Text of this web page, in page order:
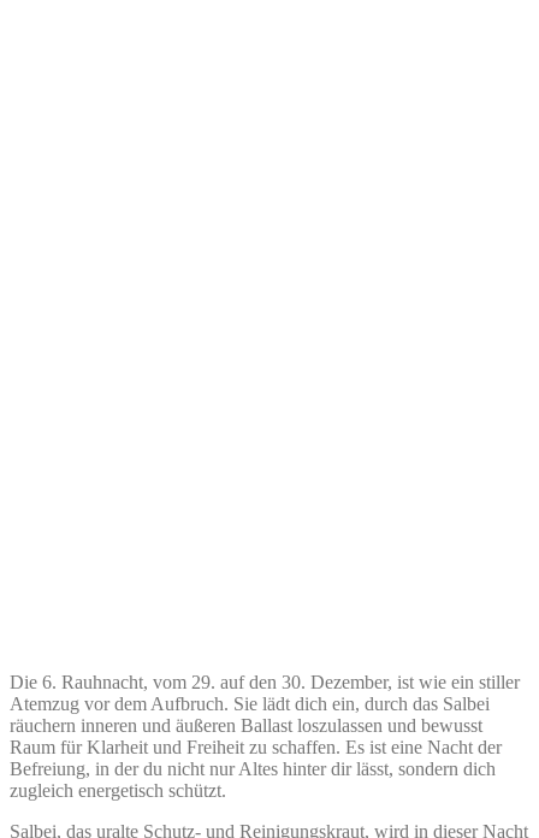
Die 6. Rauhnacht, vom 29. auf den 30. Dezember, ist wie ein stiller
Atemzug vor dem Aufbruch. Sie lädt dich ein, durch das Salbei
räuchern inneren und äußeren Ballast loszulassen und bewusst
Raum für Klarheit und Freiheit zu schaffen. Es ist eine Nacht der
Befreiung, in der du nicht nur Altes hinter dir lässt, sondern dich
zugleich energetisch schützt.
Salbei, das uralte Schutz- und Reinigungskraut, wird in dieser Nacht